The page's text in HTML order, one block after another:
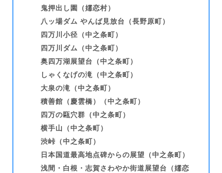
鬼押出し園（嬬恋村）
八ッ場ダム やんば見放台（長野原町）
四万川小径（中之条町）
四万川ダム（中之条町）
奥四万湖展望台（中之条町）
しゃくなげの滝（中之条町）
大泉の滝（中之条町）
積善館（慶雲橋）（中之条町）
四万の甌穴群（中之条町）
横手山（中之条町）
渋峠（中之条町）
日本国道最高地点碑からの展望（中之条町）
浅間・白根・志賀さわやか街道展望台（嬬恋